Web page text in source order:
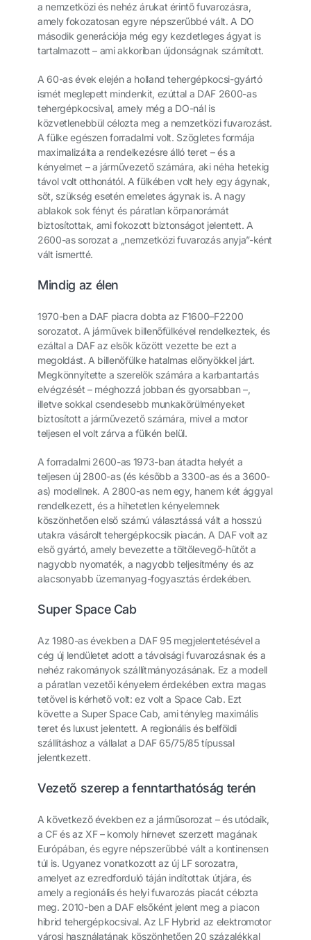
a nemzetközi és nehéz árukat érintő fuvarozásra,
amely fokozatosan egyre népszerűbbé vált. A DO
második generációja még egy kezdetleges ágyat is
tartalmazott – ami akkoriban újdonságnak számított.
A 60-as évek elején a holland tehergépkocsi-gyártó
ismét meglepett mindenkit, ezúttal a DAF 2600-as
tehergépkocsival, amely még a DO-nál is
közvetlenebbül célozta meg a nemzetközi fuvarozást.
A fülke egészen forradalmi volt. Szögletes formája
maximalizálta a rendelkezésre álló teret – és a
kényelmet – a járművezető számára, aki néha hetekig
távol volt otthonától. A fülkében volt hely egy ágynak,
sőt, szükség esetén emeletes ágynak is. A nagy
ablakok sok fényt és páratlan körpanorámát
biztosítottak, ami fokozott biztonságot jelentett. A
2600-as sorozat a „nemzetközi fuvarozás anyja”-ként
vált ismertté.
Mindig az élen
1970-ben a DAF piacra dobta az F1600–F2200
sorozatot. A járművek billenőfülkével rendelkeztek, és
ezáltal a DAF az elsők között vezette be ezt a
megoldást. A billenőfülke hatalmas előnyökkel járt.
Megkönnyítette a szerelők számára a karbantartás
elvégzését – méghozzá jobban és gyorsabban –,
illetve sokkal csendesebb munkakörülményeket
biztosított a járművezető számára, mivel a motor
teljesen el volt zárva a fülkén belül.
A forradalmi 2600-as 1973-ban átadta helyét a
teljesen új 2800-as (és később a 3300-as és a 3600-
as) modellnek. A 2800-as nem egy, hanem két ággyal
rendelkezett, és a hihetetlen kényelemnek
köszönhetően első számú választássá vált a hosszú
utakra vásárolt tehergépkocsik piacán. A DAF volt az
első gyártó, amely bevezette a töltőlevegő-hűtőt a
nagyobb nyomaték, a nagyobb teljesítmény és az
alacsonyabb üzemanyag-fogyasztás érdekében.
Super Space Cab
Az 1980-as években a DAF 95 megjelentetésével a
cég új lendületet adott a távolsági fuvarozásnak és a
nehéz rakományok szállítmányozásának. Ez a modell
a páratlan vezetői kényelem érdekében extra magas
tetővel is kérhető volt: ez volt a Space Cab. Ezt
követte a Super Space Cab, ami tényleg maximális
teret és luxust jelentett. A regionális és belföldi
szállításhoz a vállalat a DAF 65/75/85 típussal
jelentkezett.
Vezető szerep a fenntarthatóság terén
A következő években ez a járműsorozat – és utódaik,
a CF és az XF – komoly hírnevet szerzett magának
Európában, és egyre népszerűbbé vált a kontinensen
túl is. Ugyanez vonatkozott az új LF sorozatra,
amelyet az ezredforduló táján indítottak útjára, és
amely a regionális és helyi fuvarozás piacát célozta
meg. 2010-ben a DAF elsőként jelent meg a piacon
hibrid tehergépkocsival. Az LF Hybrid az elektromotor
városi használatának köszönhetően 20 százalékkal